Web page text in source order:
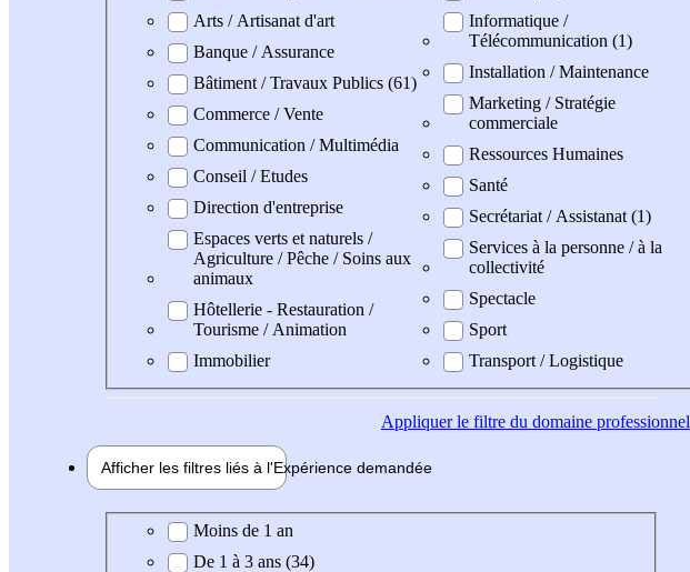
Arts / Artisanat d'art
Banque / Assurance
Bâtiment / Travaux Publics (61)
Commerce / Vente
Communication / Multimédia
Conseil / Etudes
Direction d'entreprise
Espaces verts et naturels /
Agriculture / Pêche / Soins aux
animaux
Hôtellerie - Restauration /
Tourisme / Animation
Immobilier
Informatique /
Télécommunication (1)
Installation / Maintenance
Marketing / Stratégie
commerciale
Ressources Humaines
Santé
Secrétariat / Assistanat (1)
Services à la personne / à la
collectivité
Spectacle
Sport
Transport / Logistique
Appliquerle filtre du domaine professionnel
Afficher les filtres liés à l'Expérience demandée
Expérience demandée
Moins de 1 an
De 1 à 3 ans (34)